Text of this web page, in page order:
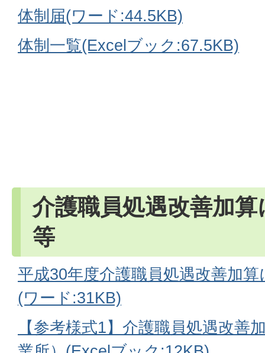
体制届(ワード:44.5KB)
体制一覧(Excelブック:67.5KB)
介護職員処遇改善加
等
平成30年度介護職員処遇改善加
(ワード:31KB)
【参考様式1】介護職員処遇改善